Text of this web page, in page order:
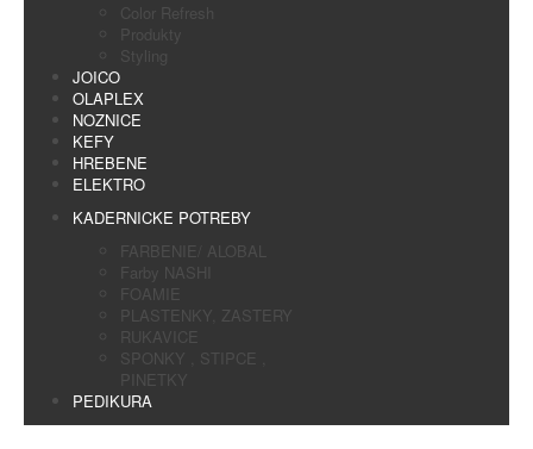
Color Refresh
Produkty
Styling
JOICO
OLAPLEX
NOZNICE
KEFY
HREBENE
ELEKTRO
KADERNICKE POTREBY
FARBENIE/ ALOBAL
Farby NASHI
FOAMIE
PLASTENKY, ZASTERY
RUKAVICE
SPONKY , STIPCE ,
PINETKY
PEDIKURA